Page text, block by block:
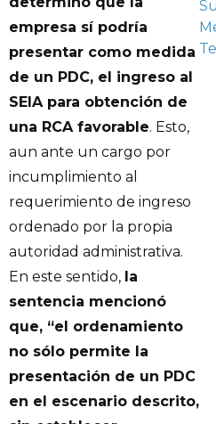
empresa sí podría
presentar como medida
de un PDC, el ingreso al
SEIA para obtención de
una RCA favorable. Esto,
aun ante un cargo por
incumplimiento al
requerimiento de ingreso
ordenado por la propia
autoridad administrativa.
En este sentido, la
sentencia mencionó
que, “el ordenamiento
no sólo permite la
presentación de un PDC
en el escenario descrito,